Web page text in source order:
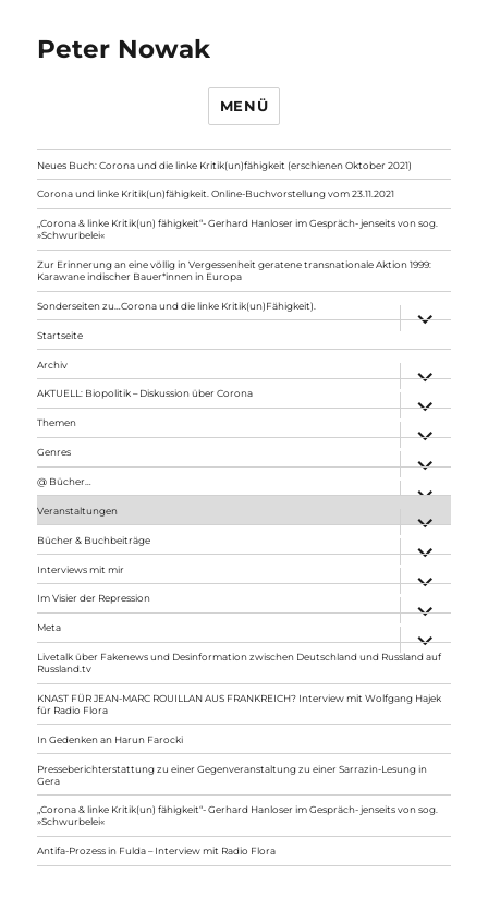
Peter Nowak
MENÜ
Neues Buch: Corona und die linke Kritik(un)fähigkeit (erschienen Oktober 2021)
Corona und linke Kritik(un)fähigkeit. Online-Buchvorstellung vom 23.11.2021
„Corona & linke Kritik(un) fähigkeit“- Gerhard Hanloser im Gespräch- jenseits von sog.
»Schwurbelei«
Zur Erinnerung an eine völlig in Vergessenheit geratene transnationale Aktion 1999:
Karawane indischer Bauer*innen in Europa
Sonderseiten zu…Corona und die linke Kritik(un)Fähigkeit).
anzeigen
Startseite
Archiv
anzeigen
AKTUELL: Biopolitik – Diskussion über Corona
anzeigen
Themen
anzeigen
Genres
anzeigen
@ Bücher…
Veranstaltungen
anzeigen
Bücher & Buchbeiträge
anzeigen
Interviews mit mir
anzeigen
Im Visier der Repression
anzeigen
Meta
anzeigen
Livetalk über Fakenews und Desinformation zwischen Deutschland und Russland auf
Russland.tv
KNAST FÜR JEAN-MARC ROUILLAN AUS FRANKREICH? Interview mit Wolfgang Hajek
für Radio Flora
In Gedenken an Harun Farocki
Presseberichterstattung zu einer Gegenveranstaltung zu einer Sarrazin-Lesung in
Gera
„Corona & linke Kritik(un) fähigkeit“- Gerhard Hanloser im Gespräch- jenseits von sog.
»Schwurbelei«
Antifa-Prozess in Fulda – Interview mit Radio Flora